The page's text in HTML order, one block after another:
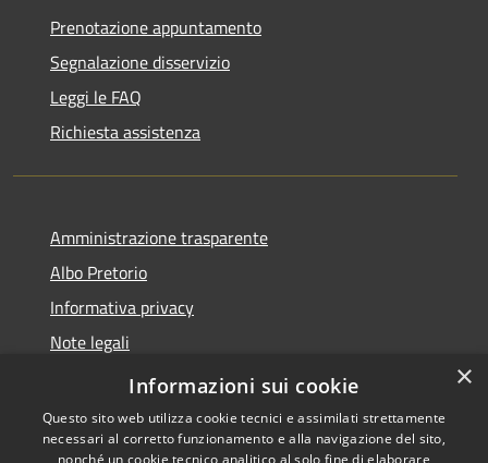
Prenotazione appuntamento
Segnalazione disservizio
Leggi le FAQ
Richiesta assistenza
Amministrazione trasparente
Albo Pretorio
Informativa privacy
Note legali
Dichiarazione di accessibilità
×
Informazioni sui cookie
Questo sito web utilizza cookie tecnici e assimilati strettamente
necessari al corretto funzionamento e alla navigazione del sito,
nonché un cookie tecnico analitico al solo fine di elaborare